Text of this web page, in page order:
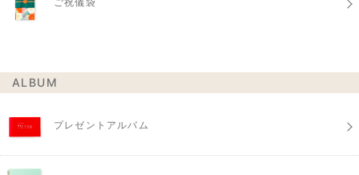
ALBUM
プレゼントアルバム